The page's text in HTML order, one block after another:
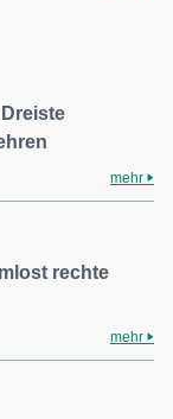
mehr
rechte
mehr